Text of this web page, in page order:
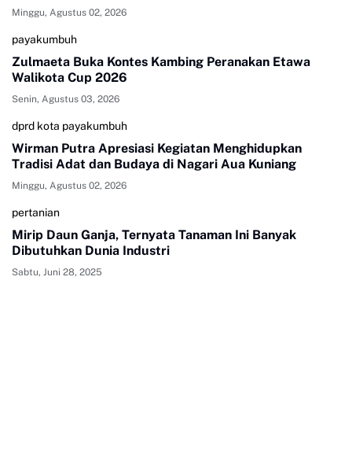
Minggu, Agustus 02, 2026
payakumbuh
Zulmaeta Buka Kontes Kambing Peranakan Etawa
Walikota Cup 2026
Senin, Agustus 03, 2026
dprd kota payakumbuh
Wirman Putra Apresiasi Kegiatan Menghidupkan
Tradisi Adat dan Budaya di Nagari Aua Kuniang
Minggu, Agustus 02, 2026
pertanian
Mirip Daun Ganja, Ternyata Tanaman Ini Banyak
Dibutuhkan Dunia Industri
Sabtu, Juni 28, 2025